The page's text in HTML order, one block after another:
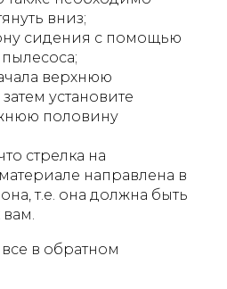
вниз;
сидения с помощью
верхнюю
установите
половину
стрелка на
направлена в
т.е. она должна быть
в обратном